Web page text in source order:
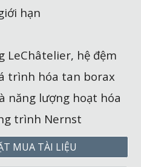
hạn
LeChâtelier, hệ đệm
trình hóa tan borax
năng lượng hoạt hóa
trình Nernst
MUA TÀI LIỆU